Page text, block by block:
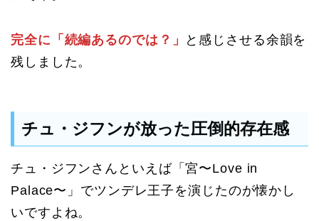
完全に「続編あるのでは？」
と感じさせる余韻を
残しました。
チュ・ジフンが放った圧倒的存在感
チュ・ジフンさんといえば「宮〜Love in
Palace〜」でツンデレ王子を演じたのが懐かし
いですよね。